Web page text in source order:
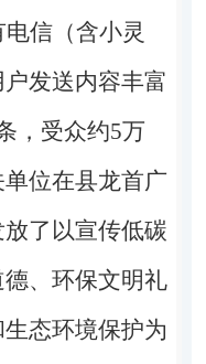
信（含小灵
发送内容丰富
，受众约5万
位在县龙首广
了以宣传低碳
、环保文明礼
态环境保护为